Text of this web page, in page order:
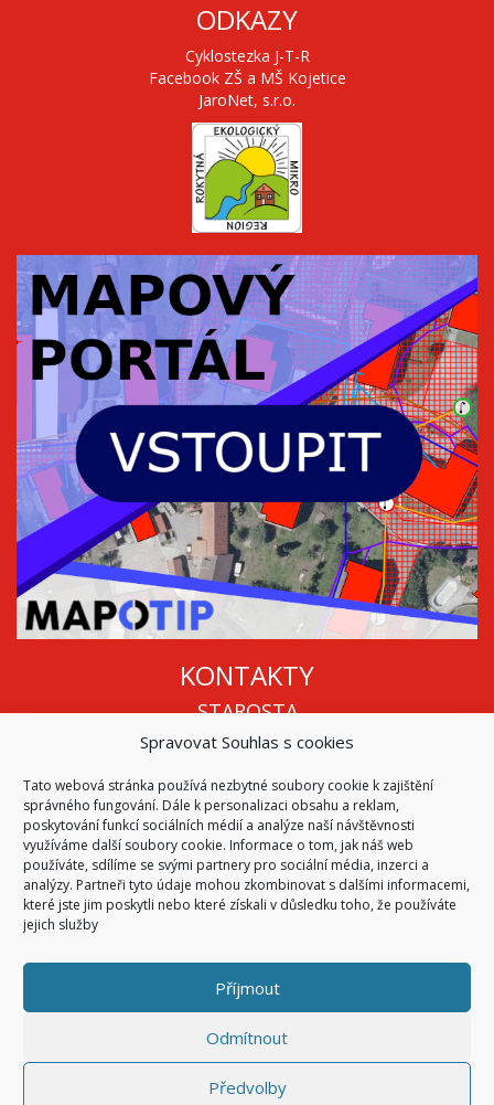
Spravovat Souhlas s cookies
Tato webová stránka používá nezbytné soubory cookie k zajištění
správného fungování. Dále k personalizaci obsahu a reklam,
poskytování funkcí sociálních médií a analýze naší návštěvnosti
využíváme další soubory cookie. Informace o tom, jak náš web
používáte, sdílíme se svými partnery pro sociální média, inzerci a
analýzy. Partneři tyto údaje mohou zkombinovat s dalšími informacemi,
které jste jim poskytli nebo které získali v důsledku toho, že používáte
jejich služby
Příjmout
Odmítnout
Předvolby
ODKAZY
Cyklostezka J-T-R
Facebook ZŠ a MŠ Kojetice
JaroNet, s.r.o.
KONTAKTY
STAROSTA
Mgr. Roman Vala
info@oukojetice.cz
ÚŘEDNÍ HODINY
Po, St: 15:30 - 16:30
Všechny kontakty | Kde nás najdete
© 2026Obec Kojetice na Moravě
Všechna práva vyhrazena
Code & Design bySymphony Digital